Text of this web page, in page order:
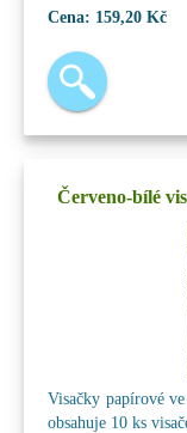
Cena: 159,20 Kč
Červeno-bílé
Visačky papírové
obsahuje 10 ks